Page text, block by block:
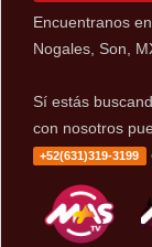
Encuentranos
Nogales, Son,
Sí estás
con nosotros
+52(631)319-3199